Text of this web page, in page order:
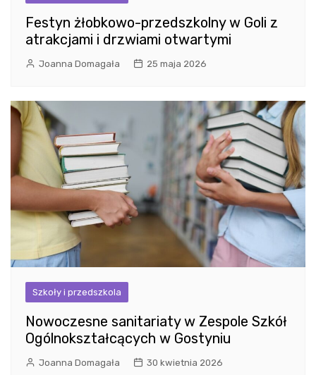
Festyn żłobkowo-przedszkolny w Goli z
atrakcjami i drzwiami otwartymi
Joanna Domagała 25 maja 2026
Szkoły i przedszkola
Nowoczesne sanitariaty w Zespole Szkół
Ogólnokształcących w Gostyniu
Joanna Domagała 30 kwietnia 2026